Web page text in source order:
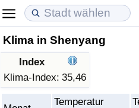
Klima in Shenyang
Index
Klima-Index: 35,46
Temperatur
Lebenshaltungskosten
Lebenshaltungskosten-Index
Lebenshaltungskosten-Index
Immobilienpreise
Immobilienpreis-Index
Immobilienpreis-Index
Lebensqualität
Lebensqualität-Index
Lebensqualität-Index